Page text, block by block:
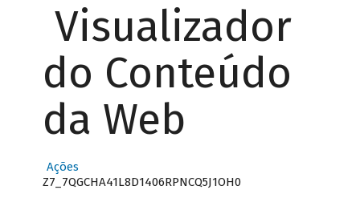
Visualizador
do Conteúdo
da Web
Ações
Z7_7QGCHA41L8D1406RPNCQ5J1OH0